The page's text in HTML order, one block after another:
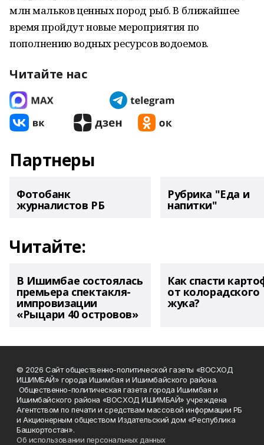
млн мальков ценных пород рыб. В ближайшее
время пройдут новые мероприятия по
пополнению водных ресурсов водоемов.
Читайте нас
Партнеры
Фотобанк
журналистов РБ
Рубрика "Еда и
напитки"
Читайте:
В Ишимбае состоялась
премьера спектакля-
импровизации
«Рыцари 40 островов»
Как спасти
от колорадского
жука?
© 2026 Сайт общественно-политической газеты «ВОСХОД
ИШИМБАЙ» города Ишимбая и Ишимбайского района.
Общественно-политическая газета города Ишимбая и
Ишимбайского района «ВОСХОД ИШИМБАЙ» учреждена
Агентством по печати и средствам массовой информации РБ
и Акционерным обществом Издательский дом «Республика
Башкортостан».
Об использовании персональных данных